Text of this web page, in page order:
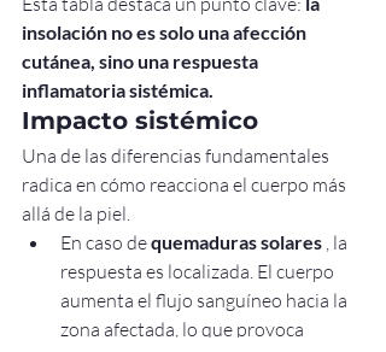
insolación no es solo una afección
cutánea, sino una respuesta
inflamatoria sistémica.
Impacto sistémico
Una de las diferencias fundamentales
radica en cómo reacciona el cuerpo más
allá de la piel.
En caso de quemaduras solares , la
respuesta es localizada. El cuerpo
aumenta el flujo sanguíneo hacia la
zona afectada, lo que provoca